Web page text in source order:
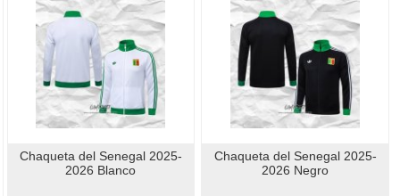
Chaqueta del Senegal 2025-
2026 Blanco
Chaqueta del Senegal 2025-
2026 Negro